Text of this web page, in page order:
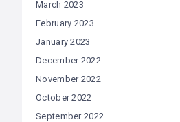
March 2023
February 2023
January 2023
December 2022
November 2022
October 2022
September 2022